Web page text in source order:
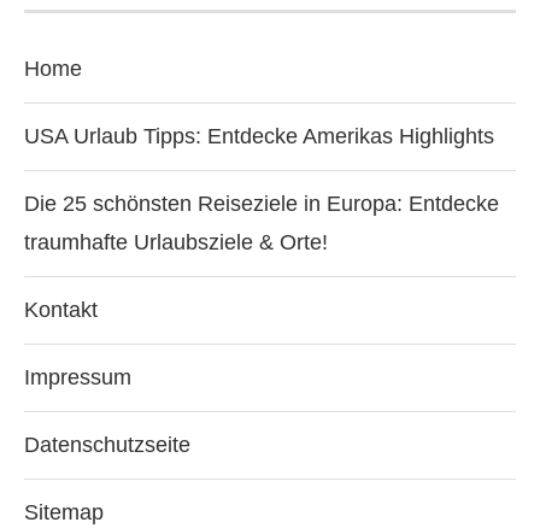
Home
USA Urlaub Tipps: Entdecke Amerikas Highlights
Die 25 schönsten Reiseziele in Europa: Entdecke
traumhafte Urlaubsziele & Orte!
Kontakt
Impressum
Datenschutzseite
Sitemap